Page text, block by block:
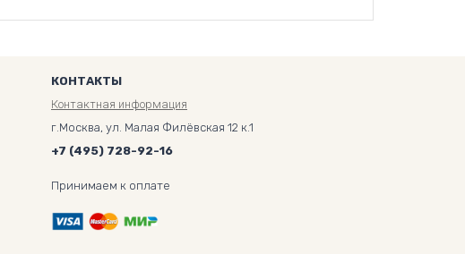
КОНТАКТЫ
Контактная информация
г.Москва, ул. Малая Филёвская 12 к.1
+7 (495) 728-92-16
Принимаем к оплате